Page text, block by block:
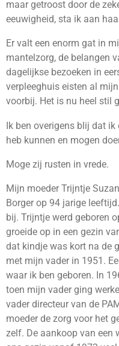
maar getroost door de
eeuwigheid, sta ik aan
Er valt een enorm gat in
mantelzorg, de belangen
dagelijkse bezoeken in
verpleeghuis eisten al
voorbij. Het is nu heel stil
Ik ben overigens blij dat
heb kunnen en mogen
Moge zij rusten in vrede.
Mijn moeder Trijntje
Borger op 94 jarige
bij. Trijntje werd geboren
groeide op in een gezin
dat kindje was kort na de
met mijn vader in 1951.
waar ik ben geboren. In
toen mijn vader ging
vader directeur van de
moeder de zorg voor het
zelf. De aankoop van een